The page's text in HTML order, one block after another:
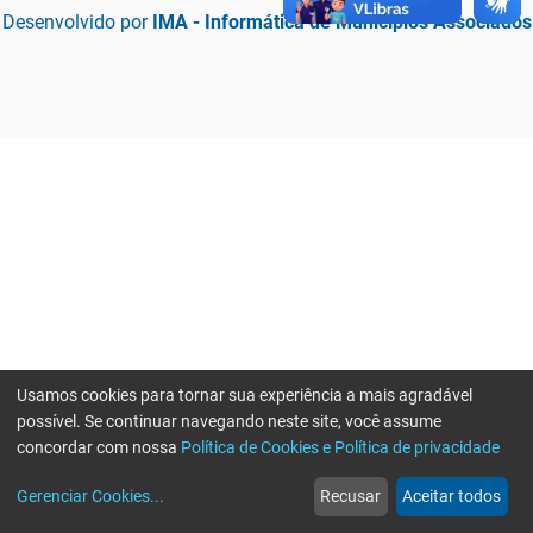
Desenvolvido por IMA - Informática de Municípios Associados
web
Notícias
more_horiz
Mais
Usamos cookies para tornar sua experiência a mais agradável
possível. Se continuar navegando neste site, você assume
concordar com nossa Política de Cookies e Política de privacidade
Gerenciar Cookies... Recusar Aceitar todos
Erro ao enviar informações, por favor tente novamente